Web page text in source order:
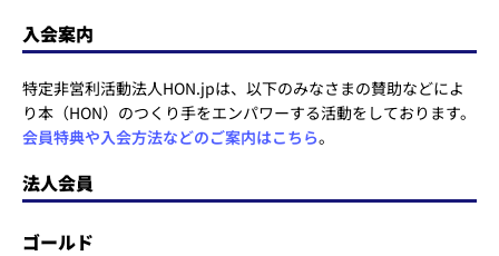
入会案内
特定非営利活動法人HON.jpは、以下のみなさまの賛助などによ
り本（HON）のつくり手をエンパワーする活動をしております。
会員特典や入会方法などのご案内はこちら。
法人会員
ゴールド